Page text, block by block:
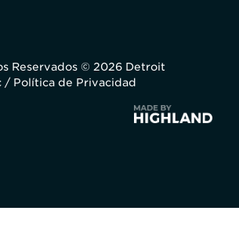
Reservados © 2026 Detroit
/ Política de Privacidad